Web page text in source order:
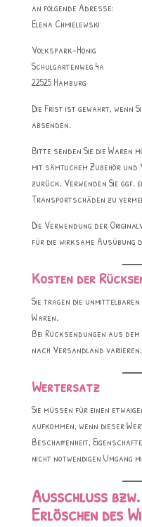
an folgende Adresse:
Elena Chmielewski
Volkspark-Honig
Schulgartenweg 4a
22525 Hamburg
Die Frist ist gewahrt, wenn
absenden.
Bitte senden Sie die Waren
mit sämtlichem Zubehör
zurück. Verwenden Sie ggf.
Transportschäden zu
Die Verwendung der
für die wirksame
Kosten der
Sie tragen die
Waren.
Bei Rücksendungen aus
nach Versandland variieren.
Wertersatz
Sie müssen für einen
aufkommen, wenn dieser
Beschaffenheit,
nicht notwendigen Umgang
Ausschluss
Erlöschen des